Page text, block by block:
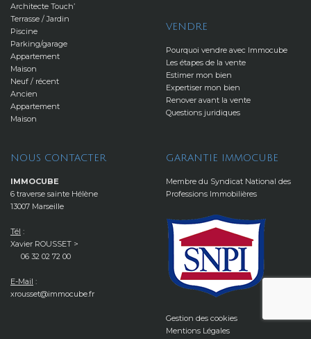
Architecte Touch’
Terrasse / Jardin
Piscine
Parking/garage
Appartement
Maison
Neuf / récent
Ancien
Appartement
Maison
VENDRE
Pourquoi vendre avec Immocube
Les étapes de la vente
Estimer mon bien
Expertiser mon bien
Renover avant la vente
Questions juridiques
NOUS CONTACTER
IMMOCUBE
6 traverse sainte Hélène
13007 Marseille
Tél :
Xavier ROUSSET >
06 32 02 72 00
E-Mail :
xrousset@immocube.fr
GARANTIE IMMOCUBE
Membre du Syndicat National des
Professions Immobilières
Gestion des cookies
Mentions Légales